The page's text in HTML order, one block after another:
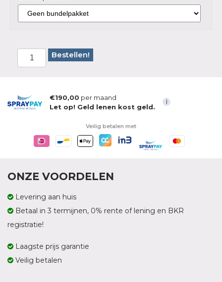
Bestellen!
€190,00 per maand
Let op! Geld lenen kost geld.
i
Veilig betalen met
ONZE VOORDELEN
Levering aan huis
Betaal in 3 termijnen, 0% rente of lening en BKR
registratie!
Laagste prijs garantie
Veilig betalen